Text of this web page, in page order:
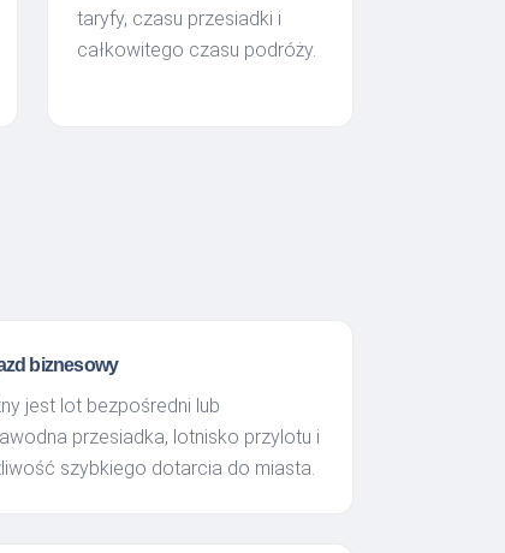
taryfy, czasu przesiadki i
całkowitego czasu podróży.
biznesowy
jest lot bezpośredni lub
przesiadka, lotnisko przylotu i
szybkiego dotarcia do miasta.